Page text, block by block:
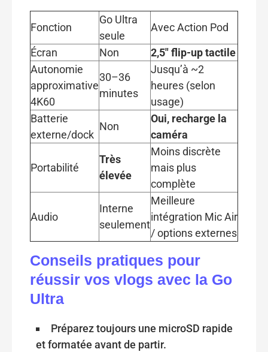
Fonction
Go Ultra
seule
Avec Action Pod
Écran
Non
2,5″ flip-up tactile
Autonomie
approximative
4K60
30–36
minutes
Jusqu’à ~2
heures (selon
usage)
Batterie
externe/dock
Non
Oui, recharge la
caméra
Portabilité
Très
élevée
Moins discrète
mais plus
complète
Audio
Interne
seulement
Meilleure
intégration Mic Air
/ options externes
Conseils pratiques pour
réussir vos vlogs avec la Go
Ultra
Préparez toujours une microSD rapide
et formatée avant de partir.